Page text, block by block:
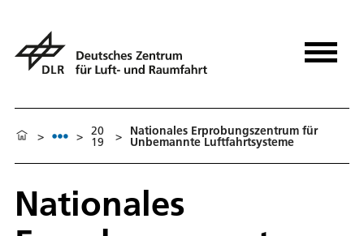
> > 20
19 > Nationales Erprobungszentrum für
Unbemannte Luftfahrtsysteme
Nationales